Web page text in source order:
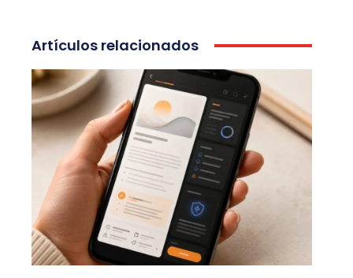
Artículos relacionados